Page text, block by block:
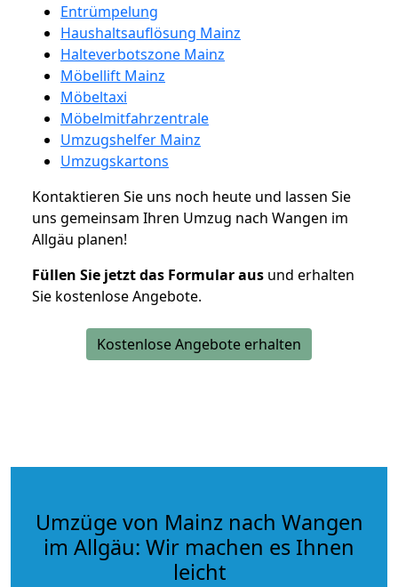
Entrümpelung
Haushaltsauflösung Mainz
Halteverbotszone Mainz
Möbellift Mainz
Möbeltaxi
Möbelmitfahrzentrale
Umzugshelfer Mainz
Umzugskartons
Kontaktieren Sie uns noch heute und lassen Sie
uns gemeinsam Ihren Umzug nach Wangen im
Allgäu planen!
Füllen Sie jetzt das Formular aus und erhalten
Sie kostenlose Angebote.
Kostenlose Angebote erhalten
Umzüge von Mainz nach Wangen
im Allgäu: Wir machen es Ihnen
leicht